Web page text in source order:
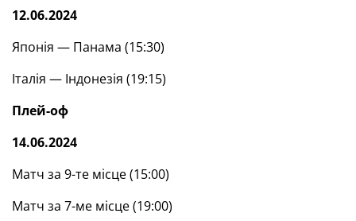
12.06.2024
Японія — Панама (15:30)
Італія — Індонезія (19:15)
Плей-оф
14.06.2024
Матч за 9-те місце (15:00)
Матч за 7-ме місце (19:00)